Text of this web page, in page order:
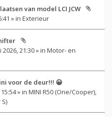
van model LCI JCW
» in Exterieur
21:30 » in Motor- en
voor de deur!!! 😀
» in MINI R50 (One/Cooper),